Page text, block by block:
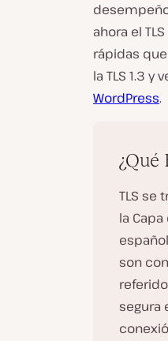
ahora el
rápidas
la TLS 1.3
WordPress.
¿Qué
TLS se
la
son
segura